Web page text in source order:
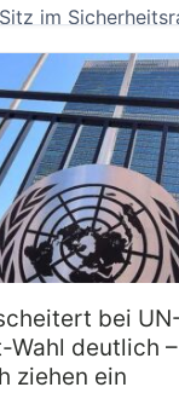
im
[…]
bei
Wahl deutlich
ziehen ein